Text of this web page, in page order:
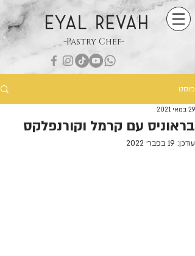
EYAL REVAH
-Pastry Chef-
פוסט
בראוניס עם קרמל וקורנפלקס
29 במאי 2021
עודכן: 19 בפבר׳ 2022